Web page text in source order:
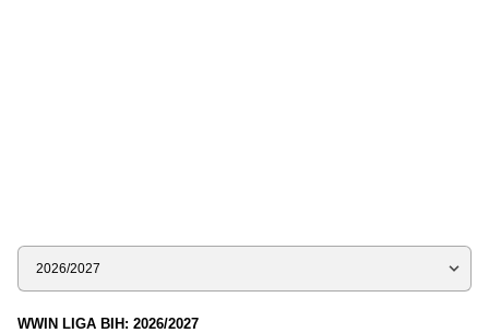
Sezona
WWIN LIGA BIH: 2026/2027